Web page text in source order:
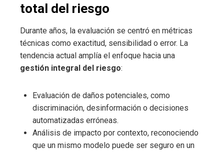
total del riesgo
Durante años, la evaluación se centró en métricas
técnicas como exactitud, sensibilidad o error. La
tendencia actual amplía el enfoque hacia una
gestión integral del riesgo:
Evaluación de daños potenciales, como
discriminación, desinformación o decisiones
automatizadas erróneas.
Análisis de impacto por contexto, reconociendo
que un mismo modelo puede ser seguro en un